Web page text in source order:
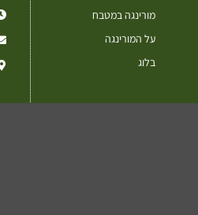
מורינגה במטבח
על המורינגה
בלוג